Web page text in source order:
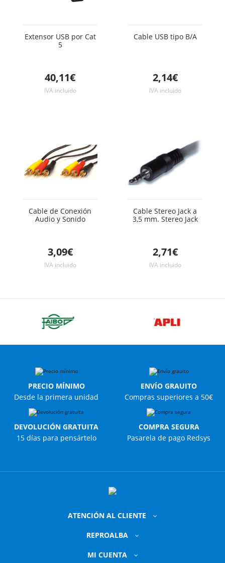
Extensor USB por Cat
5
40,11€
IVA incluido
Cable USB tipo B/A
2,14€
IVA incluido
Cable de Conexión
Audio y Sonido
3,09€
IVA incluido
Cable Stereo Jack a
3,5 mm. Stereo Jack
2,71€
IVA incluido
PRECIO MÍNIMO
Desde la primera unidad
ENVÍO GRAUITO
Compras superiores a 50€
DEVOLUCIÓN GRATUITA
15 días para pensártelo
COMPRA SEGURA
Pasarela de pago Redsys
ATENCIÓN AL CLIENTE
REPROALBA
MI CUENTA